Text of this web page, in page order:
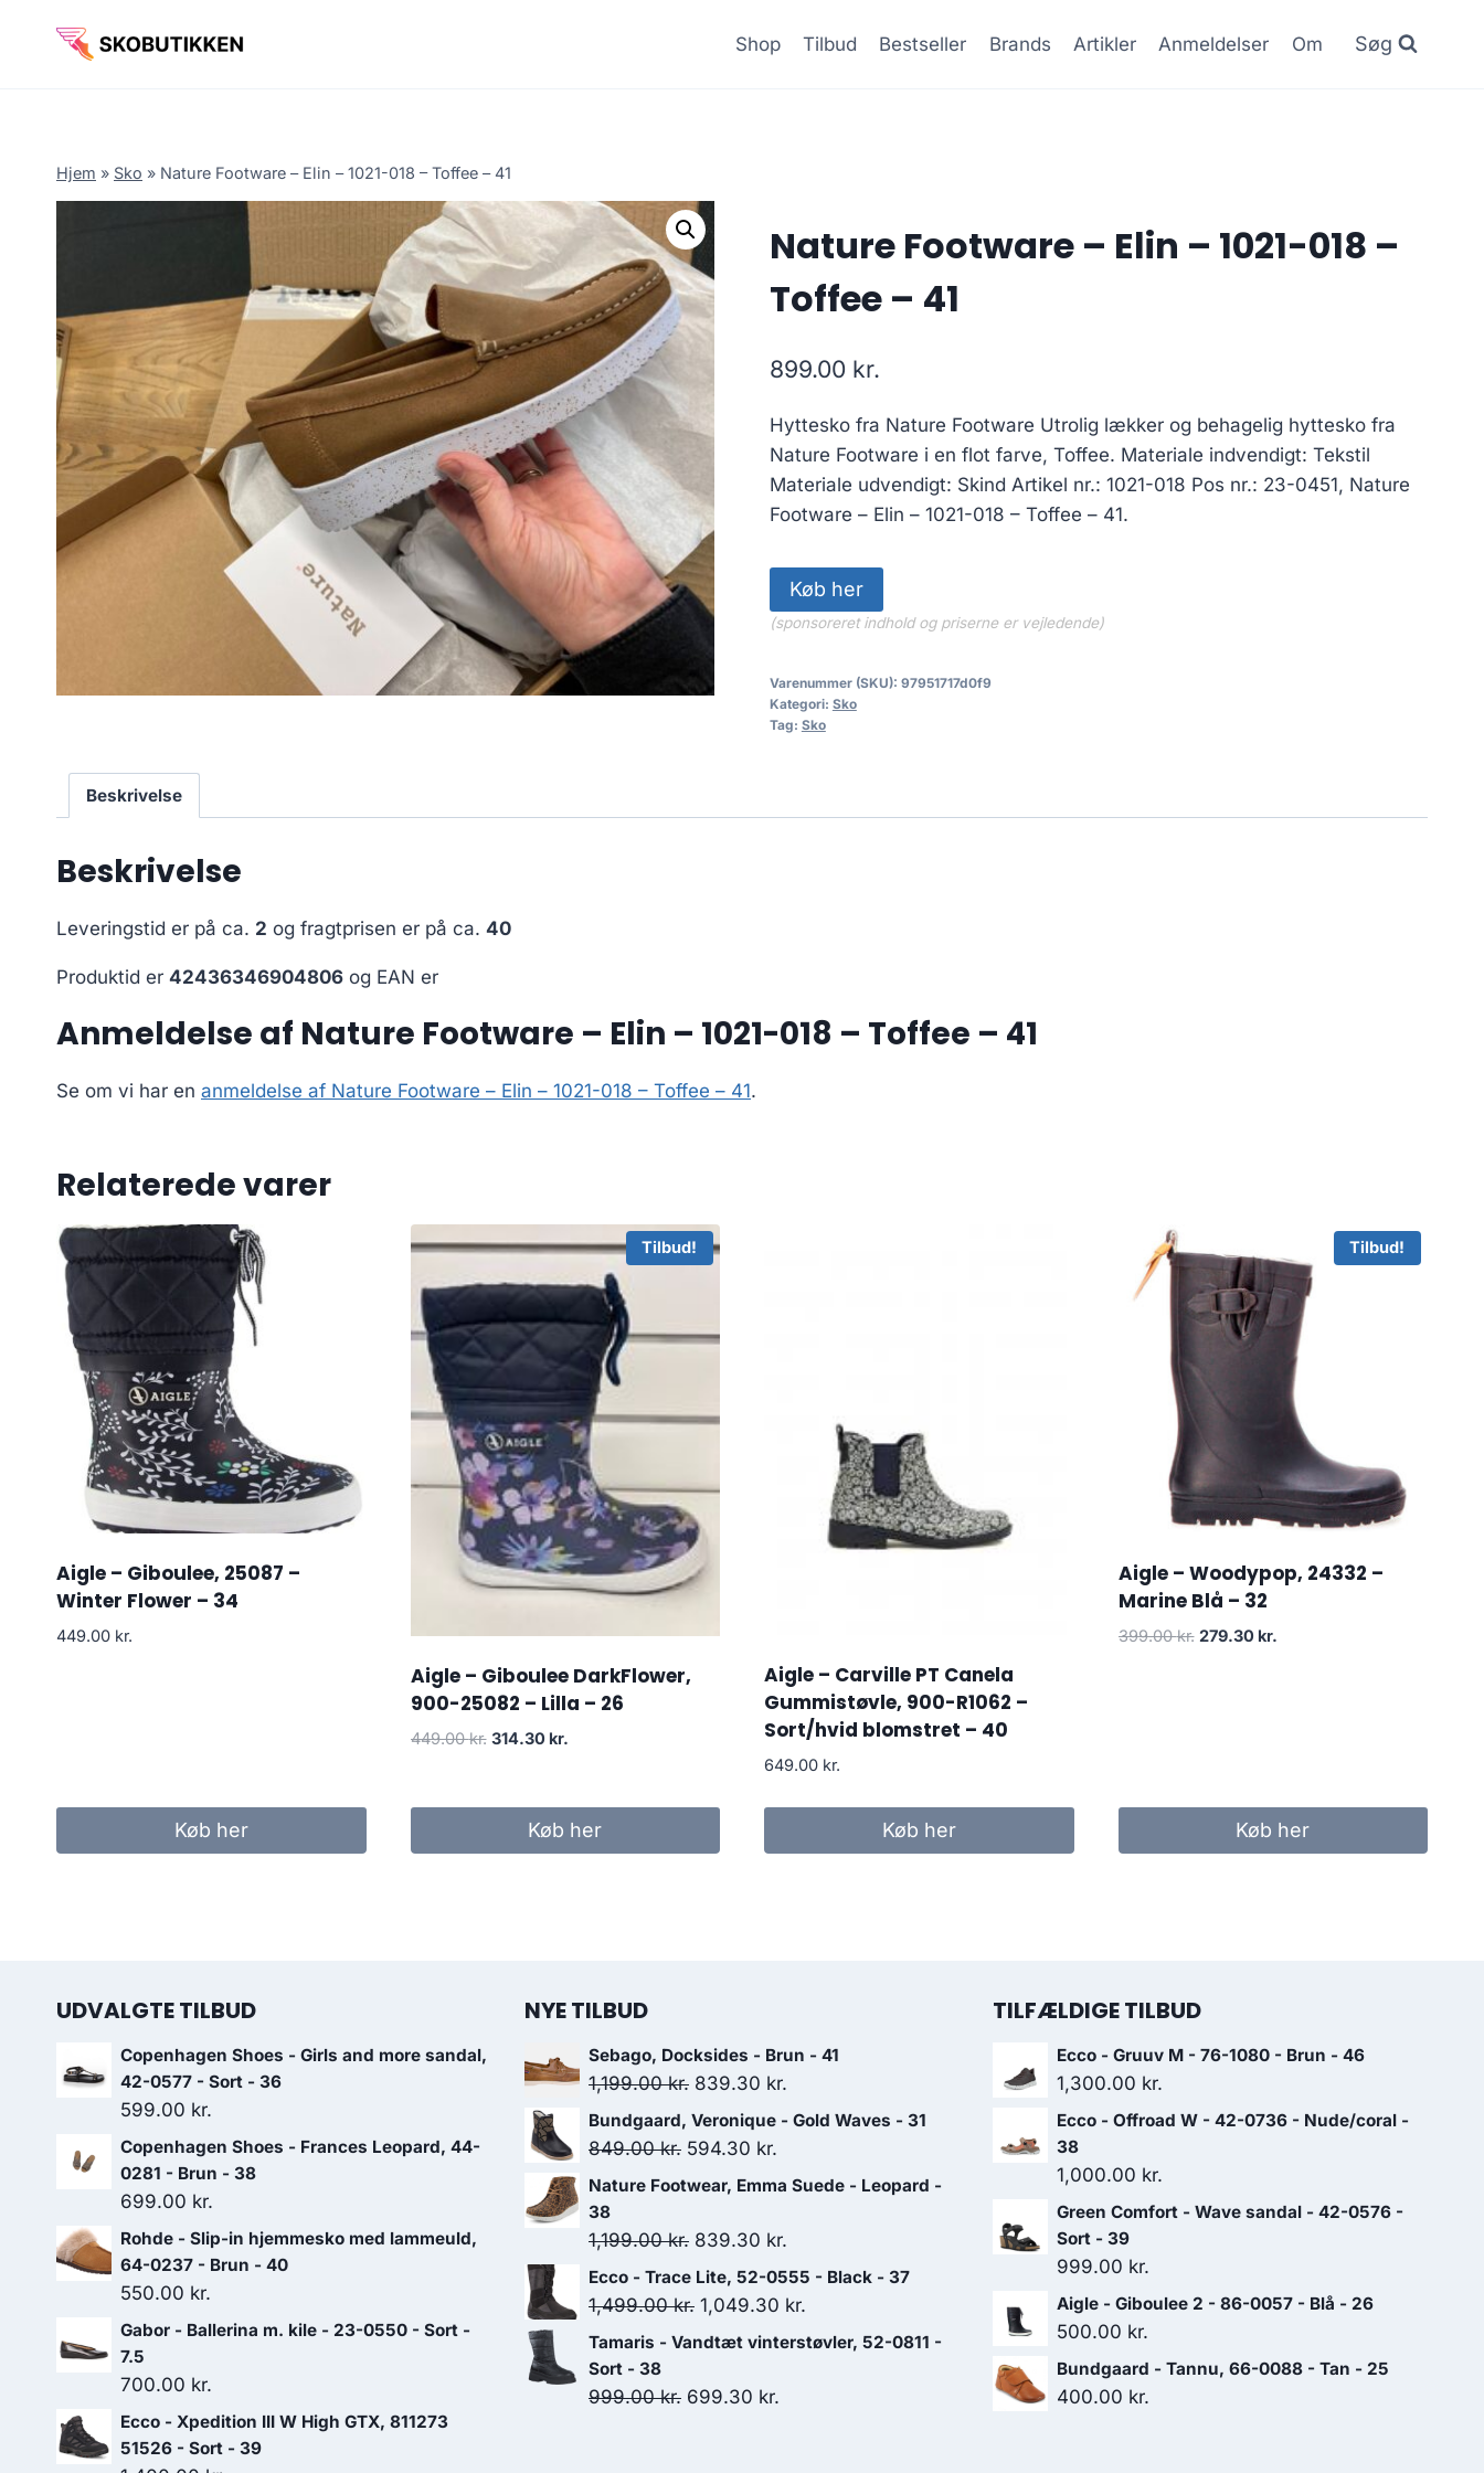
Shop Tilbud Bestseller Brands Artikler Anmeldelser Om Søg
Hjem » Sko » Nature Footware – Elin – 1021-018 – Toffee – 41
Nature Footware – Elin – 1021-018 –
Toffee – 41
899.00 kr.
Hyttesko fra Nature Footware Utrolig lækker og behagelig hyttesko fra
Nature Footware i en flot farve, Toffee. Materiale indvendigt: Tekstil
Materiale udvendigt: Skind Artikel nr.: 1021-018 Pos nr.: 23-0451, Nature
Footware – Elin – 1021-018 – Toffee – 41.
Køb her
(sponsoreret indhold og priserne er vejledende)
Varenummer (SKU): 97951717d0f9
Kategori: Sko
Tag: Sko
Beskrivelse
Beskrivelse
Leveringstid er på ca. 2 og fragtprisen er på ca. 40
Produktid er 42436346904806 og EAN er
Anmeldelse af Nature Footware – Elin – 1021-018 – Toffee – 41
Se om vi har en anmeldelse af Nature Footware – Elin – 1021-018 – Toffee – 41.
Relaterede varer
Aigle – Giboulee, 25087 –
Winter Flower – 34
449.00 kr.
Køb her
Tilbud!
Aigle – Giboulee DarkFlower,
900-25082 – Lilla – 26
449.00kr. Den
var:
449.00 kr..
314.30 kr.
er:
314.30 kr..
Køb her
Aigle – Carville PT Canela
Gummistøvle, 900-R1062 –
Sort/hvid blomstret – 40
649.00 kr.
Køb her
Tilbud!
Aigle – Woodypop, 24332 –
Marine Blå – 32
399.00kr. Den
279.30 kr.Den
Køb her
UDVALGTE TILBUD
Copenhagen Shoes - Girls and more sandal,
42-0577 - Sort - 36
599.00 kr.
Copenhagen Shoes - Frances Leopard, 44-
0281 - Brun - 38
699.00 kr.
Rohde - Slip-in hjemmesko med lammeuld,
64-0237 - Brun - 40
550.00 kr.
Gabor - Ballerina m. kile - 23-0550 - Sort -
7.5
700.00 kr.
Ecco - Xpedition III W High GTX, 811273
51526 - Sort - 39
NYE TILBUD
Sebago, Docksides - Brun - 41
1,199.00kr. Den
oprindelige
pris
1,199.00 kr..
839.30 kr.
aktuelle
Bundgaard, Veronique - Gold Waves - 31
849.00kr. Den
oprindelige
var:
849.00 kr..
594.30 kr.
aktuelle
er:
594.30 kr..
Nature Footwear, Emma Suede - Leopard -
38
1,199.00kr. Den
oprindelige
pris
839.30 kr.
aktuelle
pris
839.30 kr..
Ecco - Trace Lite, 52-0555 - Black - 37
1,499.00kr. Den
oprindelige
var:
1,049.30 kr.
aktuelle
Tamaris - Vandtæt vinterstøvler, 52-0811 -
Sort - 38
999.00kr. Den
699.30 kr.
TILFÆLDIGE TILBUD
Ecco - Gruuv M - 76-1080 - Brun - 46
1,300.00 kr.
Ecco - Offroad W - 42-0736 - Nude/coral -
38
1,000.00 kr.
Green Comfort - Wave sandal - 42-0576 -
Sort - 39
999.00 kr.
Aigle - Giboulee 2 - 86-0057 - Blå - 26
500.00 kr.
Bundgaard - Tannu, 66-0088 - Tan - 25
400.00 kr.